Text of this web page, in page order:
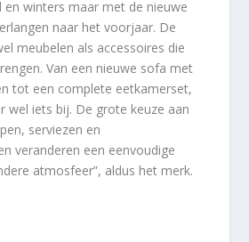
en winters maar met de nieuwe
naar het voorjaar. De
meubelen als accessoires die
Van een nieuwe sofa met
tot een complete eetkamerset,
wel iets bij. De grote keuze aan
serviezen en
veranderen een eenvoudige
atmosfeer”, aldus het merk.